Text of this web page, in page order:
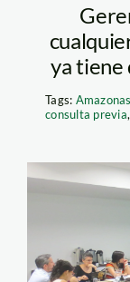
ya tiene
Tags: Amazonas
consulta previa,